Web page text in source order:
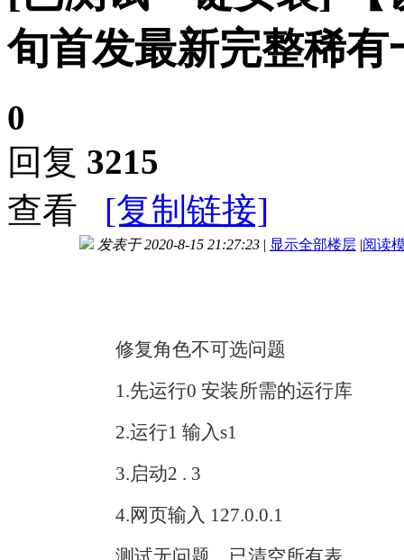
旬首发最新完整稀
0
回复 3215
查看
[复制链接]
发表于 2020-8-15 21:27:23 | 显示全部楼层 |阅读
修复角色不可选问题
1.先运行0 安装所需的运行库
2.运行1 输入s1
3.启动2 . 3
4.网页输入 127.0.0.1